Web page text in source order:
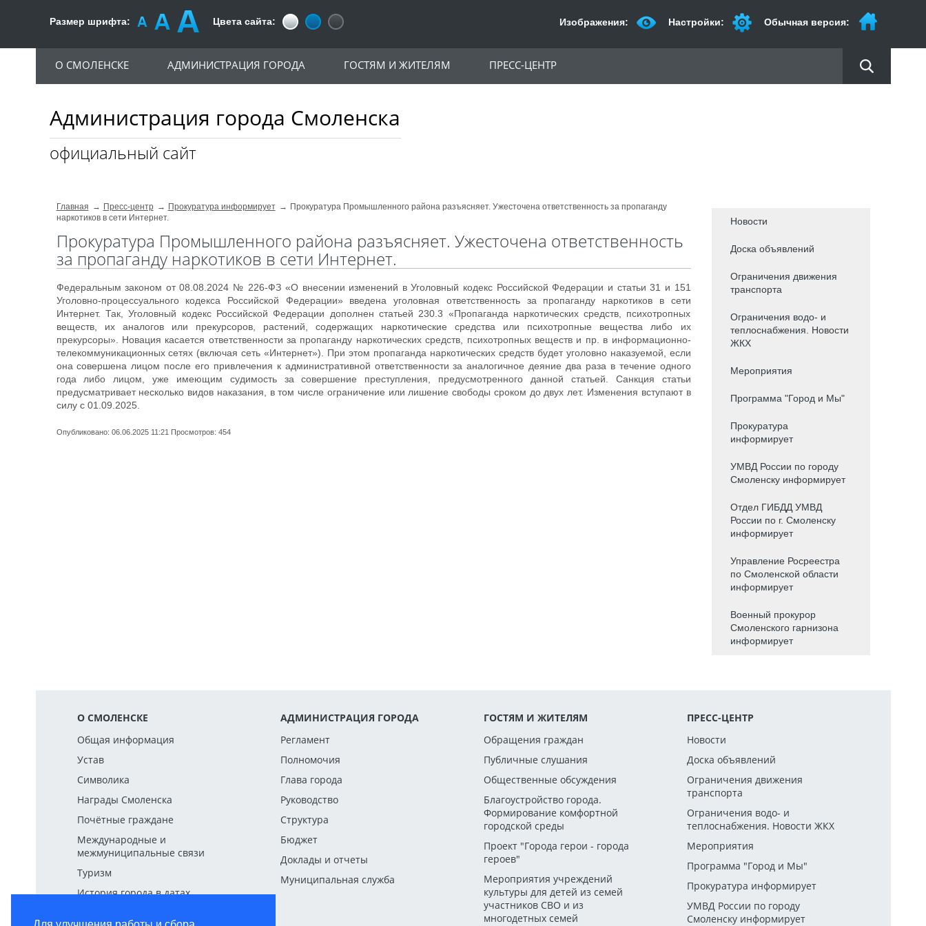
Размер шрифта: Цвета сайта: Изображения: Настройки: Обычная версия:
Администрация города Смоленска
официальный сайт
О СМОЛЕНСКЕ АДМИНИСТРАЦИЯ ГОРОДА ГОСТЯМ И ЖИТЕЛЯМ ПРЕСС-ЦЕНТР
Главная Пресс-центр Прокуратура информирует
Прокуратура Промышленного района разъясняет. Ужесточена ответственность за пропаганду
наркотиков в сети Интернет.
Прокуратура Промышленного района разъясняет. Ужесточена ответственность
за пропаганду наркотиков в сети Интернет.
Федеральным законом от 08.08.2024 № 226-ФЗ «О внесении изменений в Уголовный кодекс Российской Федерации и статьи 31 и 151
Уголовно-процессуального кодекса Российской Федерации» введена уголовная ответственность за пропаганду наркотиков в сети
Интернет. Так, Уголовный кодекс Российской Федерации дополнен статьей 230.3 «Пропаганда наркотических средств, психотропных
веществ, их аналогов или прекурсоров, растений, содержащих наркотические средства или психотропные вещества либо их
прекурсоры». Новация касается ответственности за пропаганду наркотических средств, психотропных веществ и пр. в информационно-
телекоммуникационных сетях (включая сеть «Интернет»). При этом пропаганда наркотических средств будет уголовно наказуемой, если
она совершена лицом после его привлечения к административной ответственности за аналогичное деяние два раза в течение одного
года либо лицом, уже имеющим судимость за совершение преступления, предусмотренного данной статьей. Санкция статьи
предусматривает несколько видов наказания, в том числе ограничение или лишение свободы сроком до двух лет. Изменения вступают в
силу с 01.09.2025.
Опубликовано: 06.06.2025 11:21 Просмотров: 454
Новости
Доска объявлений
Ограничения движения
транспорта
Ограничения водо- и
теплоснабжения. Новости
ЖКХ
Мероприятия
Программа "Город и Мы"
Прокуратура
информирует
УМВД России по городу
Смоленску информирует
Отдел ГИБДД УМВД
России по г. Смоленску
информирует
Управление Росреестра
по Смоленской области
информирует
Военный прокурор
Смоленского гарнизона
информирует
О СМОЛЕНСКЕ
Общая информация
Устав
Символика
Награды Смоленска
Почётные граждане
Международные и
межмуниципальные связи
Туризм
История города в датах
АДМИНИСТРАЦИЯ ГОРОДА
Регламент
Полномочия
Глава города
Руководство
Структура
Бюджет
Доклады и отчеты
Муниципальная служба
ГОСТЯМ И ЖИТЕЛЯМ
Обращения граждан
Публичные слушания
Общественные обсуждения
Благоустройство города.
Формирование комфортной
городской среды
Проект "Города герои - города
героев"
Мероприятия учреждений
культуры для детей из семей
участников СВО и из
многодетных семей
ПРЕСС-ЦЕНТР
Новости
Доска объявлений
Ограничения движения
транспорта
Ограничения водо- и
теплоснабжения. Новости ЖКХ
Мероприятия
Программа "Город и Мы"
Прокуратура информирует
УМВД России по городу
Смоленску информирует